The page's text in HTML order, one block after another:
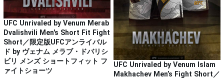
UFC Unrivaled by Venum Merab
Dvalishvili Men's Short Fit Fight
Short／限定版UFCアンライバル
ド by ヴェナム メラブ・ドバリシ
ビリ メンズ ショートフィット フ
ァイトショーツ
UFC Unrivaled by Venum Islam
Makhachev Men’s Fight Short／